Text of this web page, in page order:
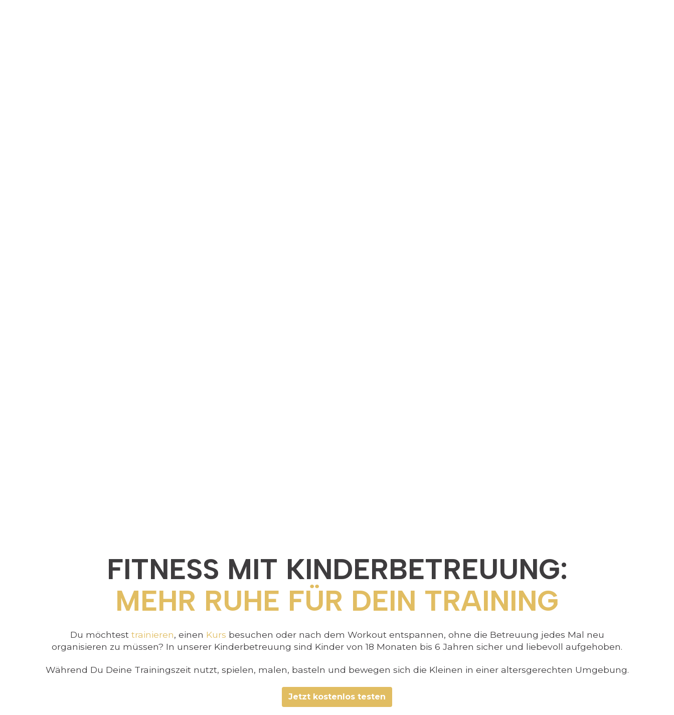
FITNESS MIT KINDERBETREUUNG:
MEHR RUHE FÜR DEIN TRAINING
Du möchtest trainieren, einen Kurs besuchen oder nach dem Workout entspannen, ohne die Betreuung jedes Mal neu
organisieren zu müssen? In unserer Kinderbetreuung sind Kinder von 18 Monaten bis 6 Jahren sicher und liebevoll aufgehoben.
Während Du Deine Trainingszeit nutzt, spielen, malen, basteln und bewegen sich die Kleinen in einer altersgerechten Umgebung.
Jetzt kostenlos testen